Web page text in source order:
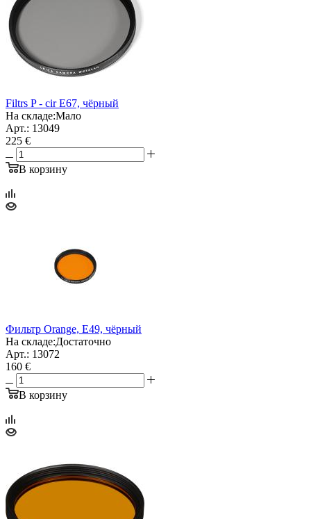
Filtrs P - cir E67, чёрный
На складе:Мало
Арт.: 13049
225 €
В корзину
Фильтр Orange, E49, чёрный
На складе:Достаточно
Арт.: 13072
160 €
В корзину